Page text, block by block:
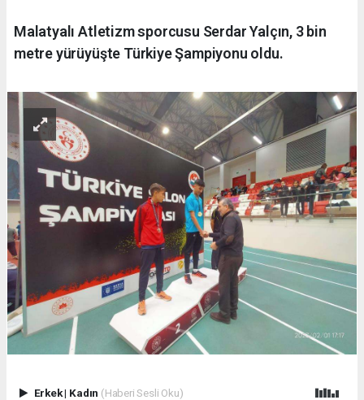
Malatyalı Atletizm sporcusu Serdar Yalçın, 3 bin
metre yürüyüşte Türkiye Şampiyonu oldu.
Erkek| Kadın (Haberi Sesli Oku)